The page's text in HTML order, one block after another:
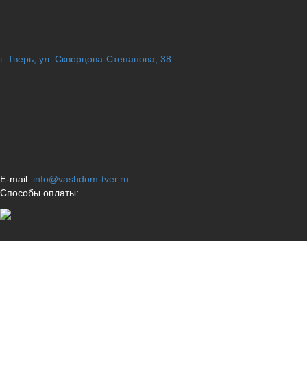
г. Тверь, ул. Скворцова-Степанова, 38
E-mail: info@vashdom-tver.ru
Способы оплаты: